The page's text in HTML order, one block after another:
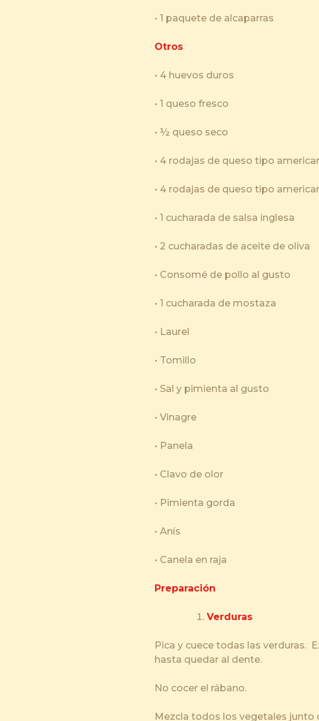
• 1 paquete de alcaparras
Otros
• 4 huevos duros
• 1 queso fresco
• ½ queso seco
• 4 rodajas de queso tipo
• 4 rodajas de queso tipo
• 1 cucharada de salsa inglesa
• 2 cucharadas de aceite de oliva
• Consomé de pollo al gusto
• 1 cucharada de mostaza
• Laurel
• Tomillo
• Sal y pimienta al gusto
• Vinagre
• Panela
• Clavo de olor
• Pimienta gorda
• Anís
• Canela en raja
Preparación
Verduras
Pica y cuece todas las verduras.
hasta quedar al dente.
No cocer el rábano.
Mezcla todos los vegetales junto